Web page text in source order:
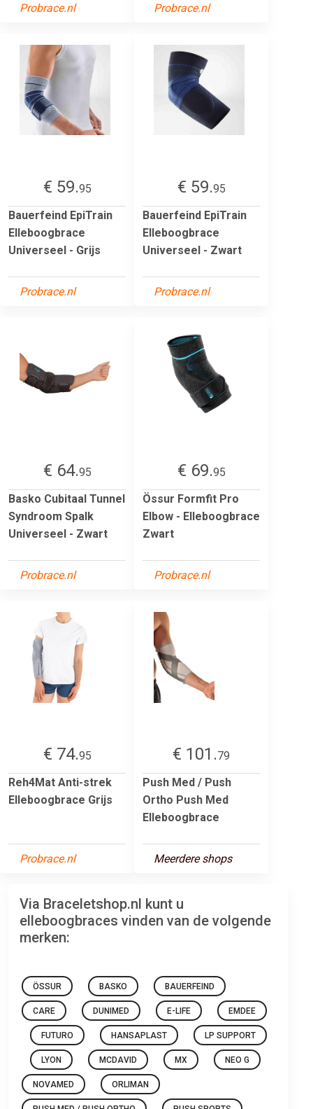
Probrace.nl Probrace.nl
€ 59.95
Bauerfeind EpiTrain
Elleboogbrace
Universeel - Grijs
Probrace.nl
€ 59.95
Bauerfeind EpiTrain
Elleboogbrace
Universeel - Zwart
Probrace.nl
€ 64.95
Basko Cubitaal Tunnel
Syndroom Spalk
Universeel - Zwart
Probrace.nl
€ 69.95
Össur Formfit Pro
Elbow - Elleboogbrace
Zwart
Probrace.nl
€ 74.95
Reh4Mat Anti-strek
Elleboogbrace Grijs
Probrace.nl
€ 101.79
Push Med / Push
Ortho Push Med
Elleboogbrace
Meerdere shops
Via Braceletshop.nl kunt u
elleboogbraces vinden van de volgende
merken:
ÖSSUR BASKO BAUERFEIND
CARE DUNIMED E-LIFE EMDEE
FUTURO HANSAPLAST LP SUPPORT
LYON MCDAVID MX NEO G
NOVAMED ORLIMAN